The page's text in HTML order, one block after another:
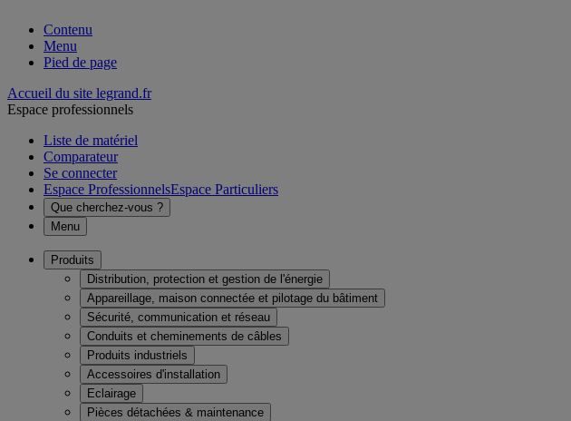
Contenu
Menu
Pied de page
Accueil du site legrand.fr
Espace professionnels
Liste de matériel
Comparateur
Se connecter
Espace ProfessionnelsEspace Particuliers
Que cherchez-vous ?
Menu
Produits
Distribution, protection et gestion de l'énergie
Appareillage, maison connectée et pilotage du bâtiment
Sécurité, communication et réseau
Conduits et cheminements de câbles
Produits industriels
Accessoires d'installation
Eclairage
Pièces détachées & maintenance